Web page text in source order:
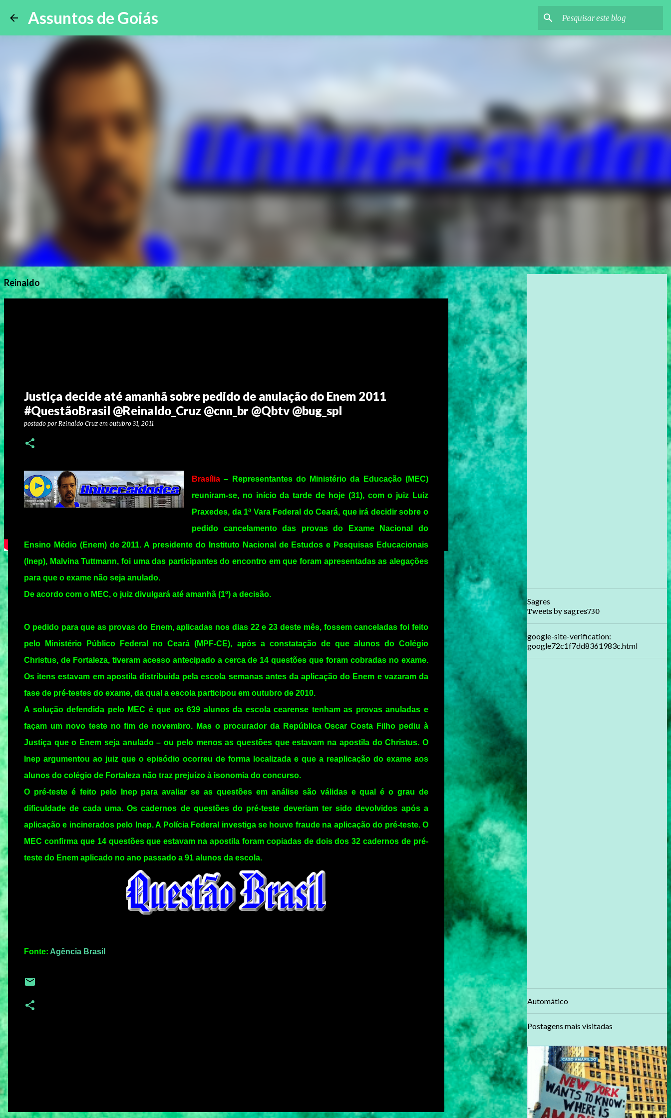
Assuntos de Goiás
Reinaldo
Justiça decide até amanhã sobre pedido de anulação do Enem 2011
#QuestãoBrasil @Reinaldo_Cruz @cnn_br @Qbtv @bug_spl
postado por Reinaldo Cruz em outubro 31, 2011
Brasília – Representantes do Ministério da Educação (MEC)
reuniram-se, no início da tarde de hoje (31), com o juiz Luiz
Praxedes, da 1ª Vara Federal do Ceará, que irá decidir sobre o
pedido cancelamento das provas do Exame Nacional do
Ensino Médio (Enem) de 2011. A presidente do Instituto Nacional de Estudos e Pesquisas Educacionais
(Inep), Malvina Tuttmann, foi uma das participantes do encontro em que foram apresentadas as alegações
para que o exame não seja anulado.
De acordo com o MEC, o juiz divulgará até amanhã (1º) a decisão.
O pedido para que as provas do Enem, aplicadas nos dias 22 e 23 deste mês, fossem canceladas foi feito
pelo Ministério Público Federal no Ceará (MPF-CE), após a constatação de que alunos do Colégio
Christus, de Fortaleza, tiveram acesso antecipado a cerca de 14 questões que foram cobradas no exame.
Os itens estavam em apostila distribuída pela escola semanas antes da aplicação do Enem e vazaram da
fase de pré-testes do exame, da qual a escola participou em outubro de 2010.
A solução defendida pelo MEC é que os 639 alunos da escola cearense tenham as provas anuladas e
façam um novo teste no fim de novembro. Mas o procurador da República Oscar Costa Filho pediu à
Justiça que o Enem seja anulado – ou pelo menos as questões que estavam na apostila do Christus. O
Inep argumentou ao juiz que o episódio ocorreu de forma localizada e que a reaplicação do exame aos
alunos do colégio de Fortaleza não traz prejuízo à isonomia do concurso.
O pré-teste é feito pelo Inep para avaliar se as questões em análise são válidas e qual é o grau de
dificuldade de cada uma. Os cadernos de questões do pré-teste deveriam ter sido devolvidos após a
aplicação e incinerados pelo Inep. A Polícia Federal investiga se houve fraude na aplicação do pré-teste. O
MEC confirma que 14 questões que estavam na apostila foram copiadas de dois dos 32 cadernos de pré-
teste do Enem aplicado no ano passado a 91 alunos da escola.
Fonte: Agência Brasil
Sagres
Tweets by sagres730
google-site-verification:
google72c1f7dd8361983c.html
Automático
Postagens mais visitadas